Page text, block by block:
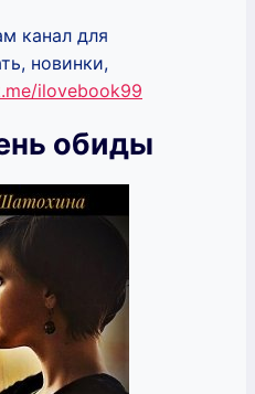
канал для
новинки,
ilovebook99
обиды